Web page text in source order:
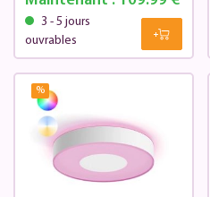
3 - 5 jours
ouvrables
%